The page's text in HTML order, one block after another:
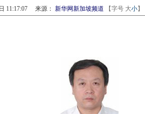
11:17:07 来源： 新华网新加坡频道 【字号 大小